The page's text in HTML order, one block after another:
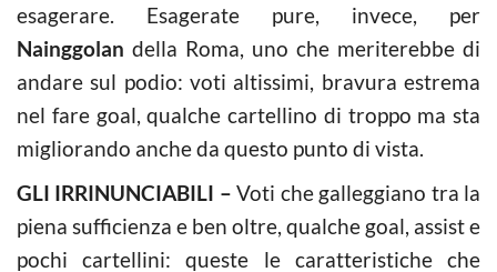
esagerare. Esagerate pure, invece, per
Nainggolan della Roma, uno che meriterebbe di
andare sul podio: voti altissimi, bravura estrema
nel fare goal, qualche cartellino di troppo ma sta
migliorando anche da questo punto di vista.
GLI IRRINUNCIABILI – Voti che galleggiano tra la
piena sufficienza e ben oltre, qualche goal, assist e
pochi cartellini: queste le caratteristiche che